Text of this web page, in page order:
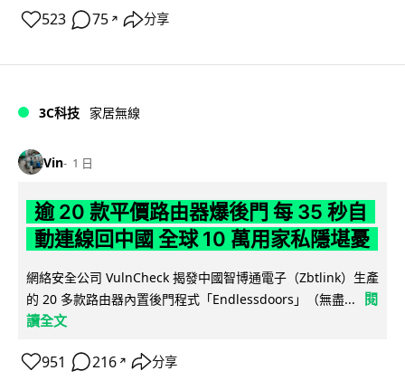
523 75 ↗ 分享
3C科技 家居無線
Vin 1 日
逾 20 款平價路由器爆後門 每 35 秒自
動連線回中國 全球 10 萬用家私隱堪憂
網絡安全公司 VulnCheck 揭發中國智博通電子（Zbtlink）生產
的 20 多款路由器內置後門程式「Endlessdoors」（無盡...
閱
讀全文
951 216 ↗ 分享